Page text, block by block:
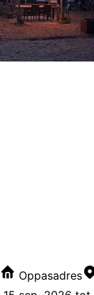
Oppasadres